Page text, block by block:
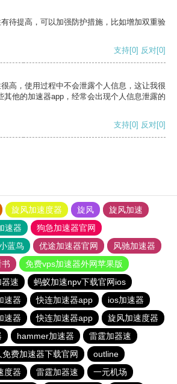
待提高，可以加强防护措施，比如增加双重验
支持[0] 反对[0]
高，使用过程中不会泄露个人信息，这让我很
其他的加速器app，经常会出现个人信息泄露的
支持[0] 反对[0]
旋风加速度器 旋风
旋风加速
速器
狗急加速器官网
蓝鸟 优途加速器官网
风驰加速器
书
免费vps加速器外网苹果版
速
蚂蚁加速npv下载官网ios
速器 快连加速器app
ios加速器
速器 快连加速器app
旋风加速度器
hammer加速器
雷霆加器速
费加速器下载官网
outline
度器 雷霆加器速 一元机场